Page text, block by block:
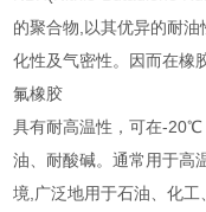
的聚合物,以其优异的耐
化性及气密性。因而在橡
氟橡胶
具有耐高温性，可在-
油、耐酸碱。通常用于高
境,广泛地用于石油、化工